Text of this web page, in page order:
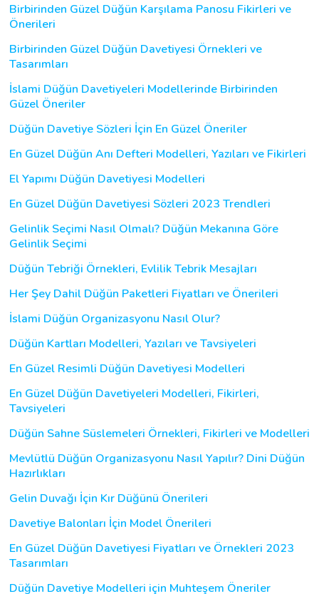
Birbirinden Güzel Düğün Karşılama Panosu Fikirleri ve
Önerileri
Birbirinden Güzel Düğün Davetiyesi Örnekleri ve
Tasarımları
İslami Düğün Davetiyeleri Modellerinde Birbirinden
Güzel Öneriler
Düğün Davetiye Sözleri İçin En Güzel Öneriler
En Güzel Düğün Anı Defteri Modelleri, Yazıları ve Fikirleri
El Yapımı Düğün Davetiyesi Modelleri
En Güzel Düğün Davetiyesi Sözleri 2023 Trendleri
Gelinlik Seçimi Nasıl Olmalı? Düğün Mekanına Göre
Gelinlik Seçimi
Düğün Tebriği Örnekleri, Evlilik Tebrik Mesajları
Her Şey Dahil Düğün Paketleri Fiyatları ve Önerileri
İslami Düğün Organizasyonu Nasıl Olur?
Düğün Kartları Modelleri, Yazıları ve Tavsiyeleri
En Güzel Resimli Düğün Davetiyesi Modelleri
En Güzel Düğün Davetiyeleri Modelleri, Fikirleri,
Tavsiyeleri
Düğün Sahne Süslemeleri Örnekleri, Fikirleri ve Modelleri
Mevlütlü Düğün Organizasyonu Nasıl Yapılır? Dini Düğün
Hazırlıkları
Gelin Duvağı İçin Kır Düğünü Önerileri
Davetiye Balonları İçin Model Önerileri
En Güzel Düğün Davetiyesi Fiyatları ve Örnekleri 2023
Tasarımları
Düğün Davetiye Modelleri için Muhteşem Öneriler